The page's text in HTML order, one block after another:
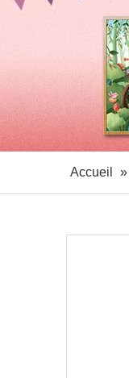
Accueil »